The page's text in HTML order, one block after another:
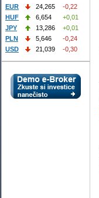
EUR 24,265
-0,22
HUF
6,654
+0,01
JPY
13,286
+0,01
PLN
5,646
-0,24
USD
21,039 -0,30